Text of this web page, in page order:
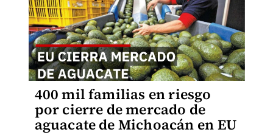
400 mil familias en riesgo
por cierre de mercado de
aguacate de Michoacán en EU